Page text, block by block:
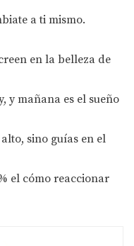
a ti mismo.
en la belleza de
y mañana es el sueño
sino guías en el
el cómo reaccionar